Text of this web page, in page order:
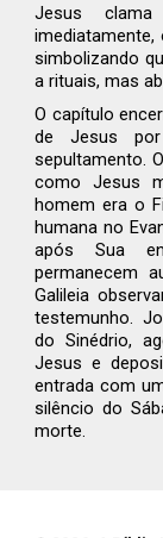
Jesus
imediatamente,
simbolizando
a rituais, mas
O capítulo
de Jesus
sepultamento.
como Jesus
homem era o
humana no
após Sua
permanecem
Galileia
testemunho.
do Sinédrio,
Jesus e
entrada com
silêncio do
morte.